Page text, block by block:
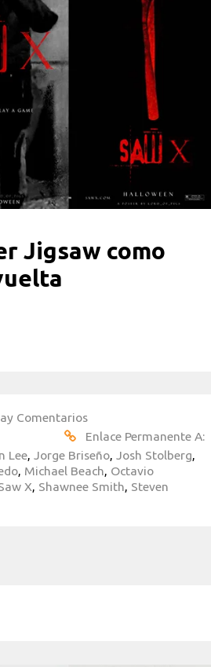
Jigsaw como
Comentarios
Enlace Permanente A:
Lee, Jorge Briseño, Josh Stolberg,
, Michael Beach, Octavio
X, Shawnee Smith, Steven